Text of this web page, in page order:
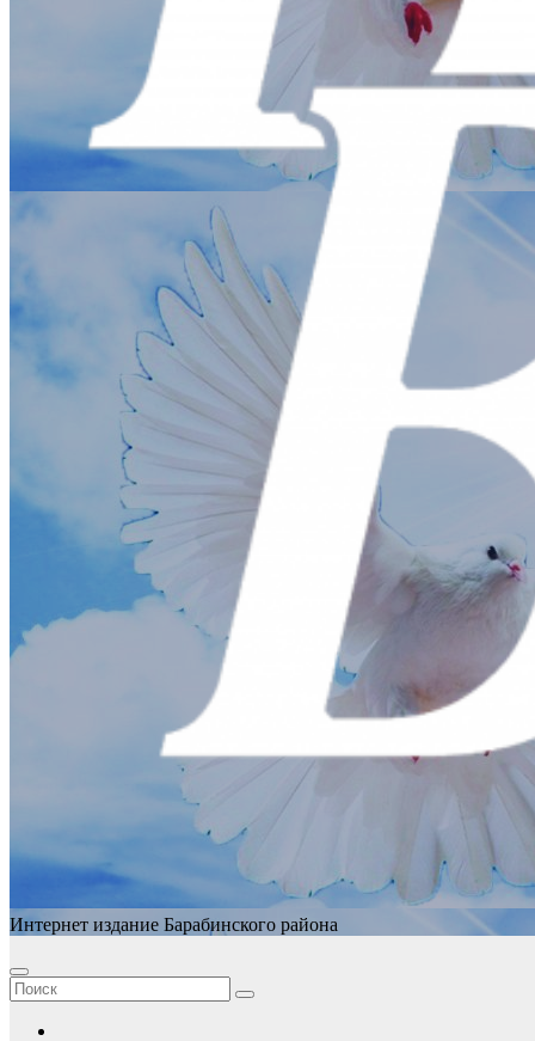
Интернет издание Барабинского района